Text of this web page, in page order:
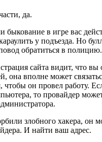
да.
быкование в игре вас
у подъезда. Но
обратиться в полицию.
сайта видит, что вы
она вполне может
чтобы он провел работу.
то провайдер
злобного хакера, он
И найти ваш адрес.